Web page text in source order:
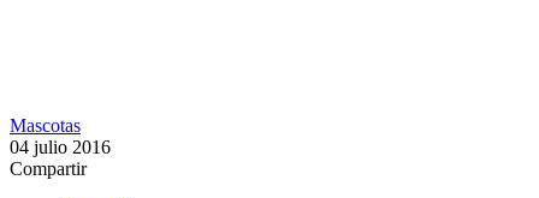
Mascotas
04 julio 2016
Compartir